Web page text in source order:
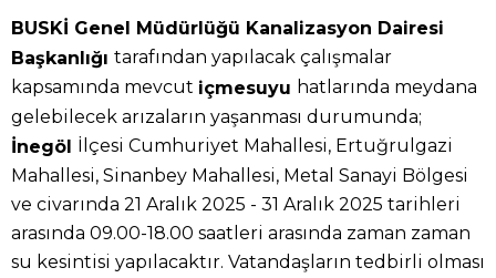
BUSKİ Genel Müdürlüğü Kanalizasyon Dairesi
Başkanlığı tarafından yapılacak çalışmalar
kapsamında mevcut içmesuyu hatlarında meydana
gelebilecek arızaların yaşanması durumunda;
İnegöl İlçesi Cumhuriyet Mahallesi, Ertuğrulgazi
Mahallesi, Sinanbey Mahallesi, Metal Sanayi Bölgesi
ve civarında 21 Aralık 2025 - 31 Aralık 2025 tarihleri
arasında 09.00-18.00 saatleri arasında zaman zaman
su kesintisi yapılacaktır. Vatandaşların tedbirli olması